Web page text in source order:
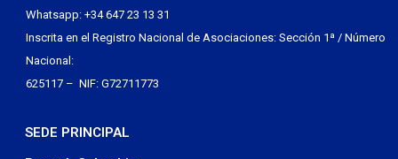
Whatsapp: +34 647 23 13 31
Inscrita en el Registro Nacional de Asociaciones: Sección 1ª / Número
Nacional:
625117 – NIF: G72711773
SEDE PRINCIPAL